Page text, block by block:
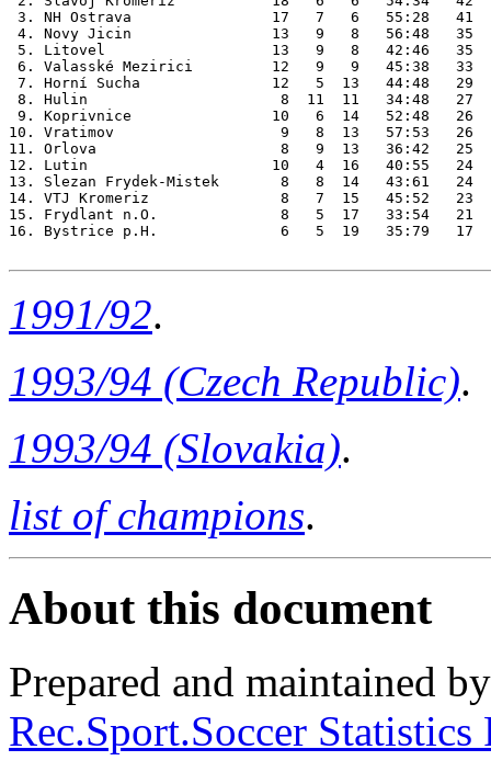
1991/92.
1993/94 (Czech Republic).
1993/94 (Slovakia).
list of champions.
About this document
Prepared and maintained
Rec.Sport.Soccer